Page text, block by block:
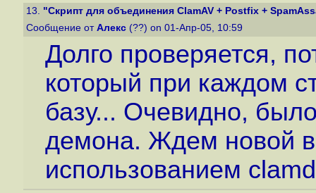
13. "Скрипт для объединения ClamAV + Postfix +
Сообщение от Алекс (??) on 01-Апр-05, 10:59
Долго проверяется,
который при каждом
базу... Очевидно,
демона. Ждем новой
использованием